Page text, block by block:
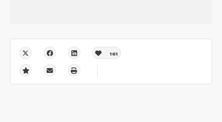
161